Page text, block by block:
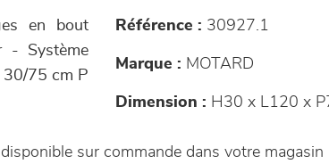
en bout
- Système
30/75 cm P
Référence : 30927.1
Marque : MOTARD
Dimension : H30 x L120 x
sur commande dans votre magasin